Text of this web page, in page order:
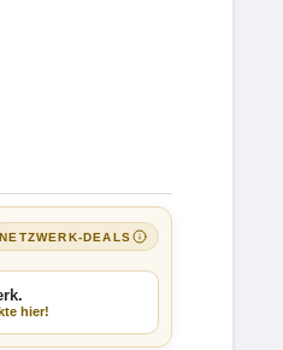
NETZWERK-DEALS
hier!